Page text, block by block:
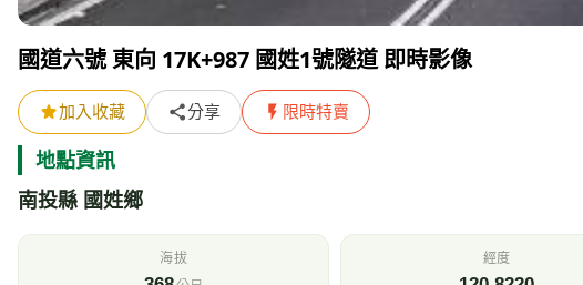
國道六號 東向 17K+987 國姓1號隧道 即時影像
加入收藏 分享 限時特賣
地點資訊
南投縣 國姓鄉
海拔 經度